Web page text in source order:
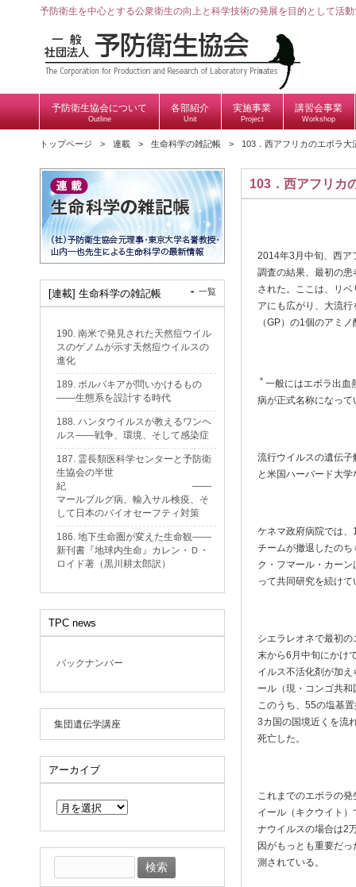
予防衛生を中心とする公衆衛生の向上と科学技術の発展を目的として活
予防衛生協会について
Outline
各部紹介
Unit
実施事業
Project
講習会事業
Workshop
トップページ 連載 生命科学の雑記帳 103．西アフリカのエボラ
103．西アフリカ
2014年3月中旬、西ア
調査の結果、最初の
された。ここは、リ
アにも広がり、大流
（GP）の1個のアミ
＊ 一般にはエボラ出血
病が正式名称になって
流行ウイルスの遺伝
と米国ハーバード大
ケネマ政府病院では
チームが撤退したの
ク・フマール・カー
って共同研究を続けて
シエラレオネで最初
末から6月中旬にかけ
イルス不活化剤が加
ール（現・コンゴ共
このうち、55の塩基
3カ国の国境近くを流
死亡した。
これまでのエボラの
イール（キクウイト
ナウイルスの場合は2
因がもっとも重要だ
測されている。
[連載] 生命科学の雑記帳 一覧
190. 南米で発見された天然痘ウイル
スのゲノムが示す天然痘ウイルスの
進化
189. ボルバキアが問いかけるもの
——生態系を設計する時代
188. ハンタウイルスが教えるワンヘ
ルス——戦争、環境、そして感染症
187. 霊長類医科学センターと予防衛
生協会の半世
紀 ——
マールブルグ病、輸入サル検疫、そ
して日本のバイオセーフティ対策
186. 地下生命圏が変えた生命観——
新刊書『地球内生命』カレン・Ｄ・
ロイド著（黒川耕太郎訳）
TPC news
バックナンバー
集団遺伝学講座
アーカイブ
イ
ブ
索: